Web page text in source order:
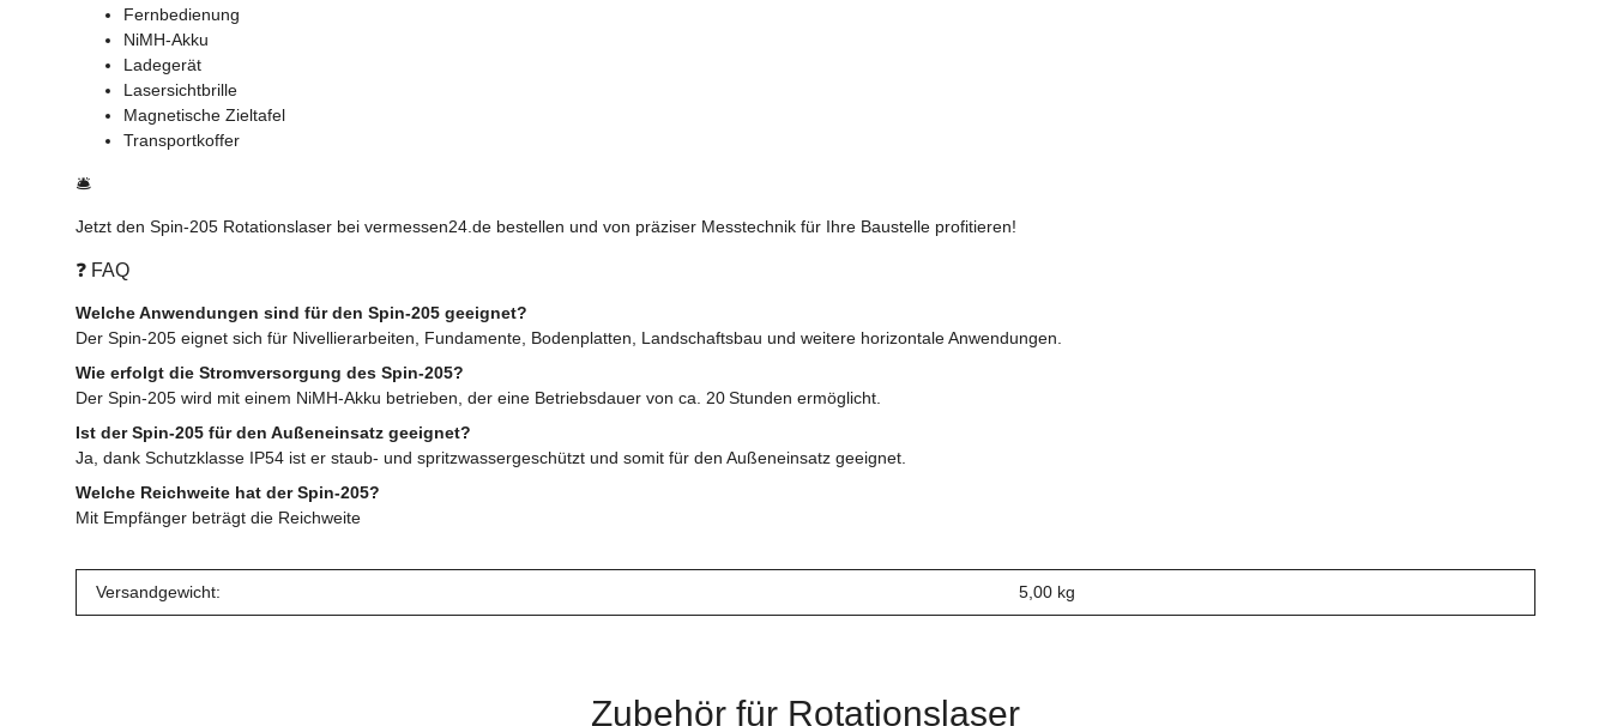
Fernbedienung
NiMH-Akku
Ladegerät
Lasersichtbrille
Magnetische Zieltafel
Transportkoffer
🛎️
Jetzt den Spin-205 Rotationslaser bei vermessen24.de bestellen und von präziser Messtechnik für Ihre Baustelle profitieren!
❓ FAQ
Welche Anwendungen sind für den Spin-205 geeignet?
Der Spin-205 eignet sich für Nivellierarbeiten, Fundamente, Bodenplatten, Landschaftsbau und weitere horizontale Anwendungen.
Wie erfolgt die Stromversorgung des Spin-205?
Der Spin-205 wird mit einem NiMH-Akku betrieben, der eine Betriebsdauer von ca. 20 Stunden ermöglicht.
Ist der Spin-205 für den Außeneinsatz geeignet?
Ja, dank Schutzklasse IP54 ist er staub- und spritzwassergeschützt und somit für den Außeneinsatz geeignet.
Welche Reichweite hat der Spin-205?
Mit Empfänger beträgt die Reichweite
Versandgewicht: 5,00 kg
Zubehör für Rotationslaser